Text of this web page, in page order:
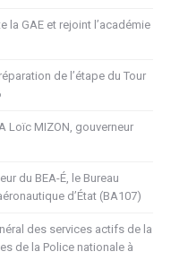
la GAE et rejoint l’académie
de l’étape du Tour
Loïc MIZON, gouverneur
du BEA-É, le Bureau
d’État (BA107)
des services actifs de la
de la Police nationale à